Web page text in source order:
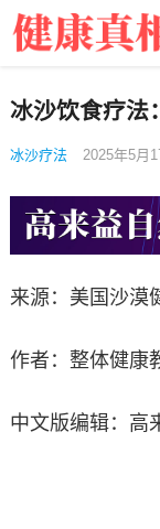
冰沙饮食疗法
冰沙疗法 2025年5月
来源：美国沙漠
作者：整体健康
中文版编辑：高